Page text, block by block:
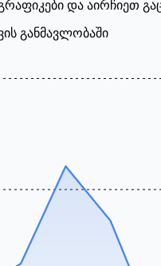
და აირჩიეთ
განმავლობაში